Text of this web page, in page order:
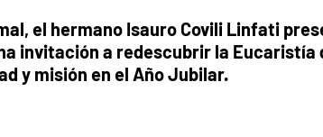
el hermano Isauro Covili Linfati
invitación a redescubrir la
y misión en el Año Jubilar.